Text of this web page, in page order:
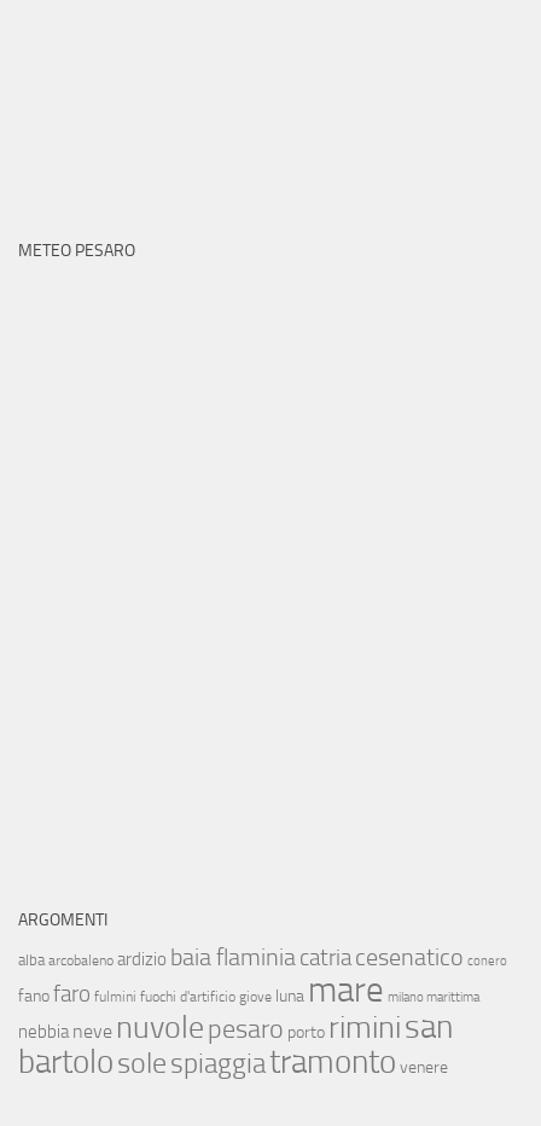
METEO PESARO
ARGOMENTI
alba arcobaleno ardizio baia flaminiacatriacesenatico conero
fanofaro fulmini fuochi d'artificio giove luna mare milano marittima
nebbia neve nuvolepesaro porto riminisan
bartolosolespiaggiatramonto venere